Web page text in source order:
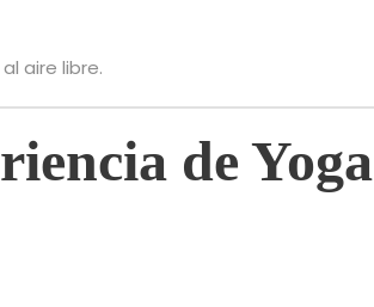
aire libre.
de Yoga